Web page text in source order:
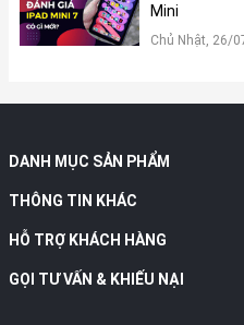
Mini
Chủ Nhật, 26/
DANH MỤC SẢN PHẨM
THÔNG TIN KHÁC
HỖ TRỢ KHÁCH HÀNG
GỌI TƯ VẤN & KHIẾU NẠI